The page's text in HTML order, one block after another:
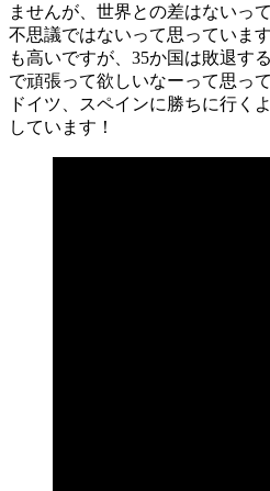
ませんが、世界との差はないっ
不思議ではないって思っていま
も高いですが、35か国は敗退す
で頑張って欲しいなーって思って
ドイツ、スペインに勝ちに行く
しています！